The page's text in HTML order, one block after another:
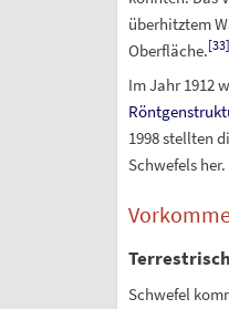
überhitztem
Oberfläche.[33]
Im Jahr 1912
1998 stellten
Schwefels her.
Schwefel